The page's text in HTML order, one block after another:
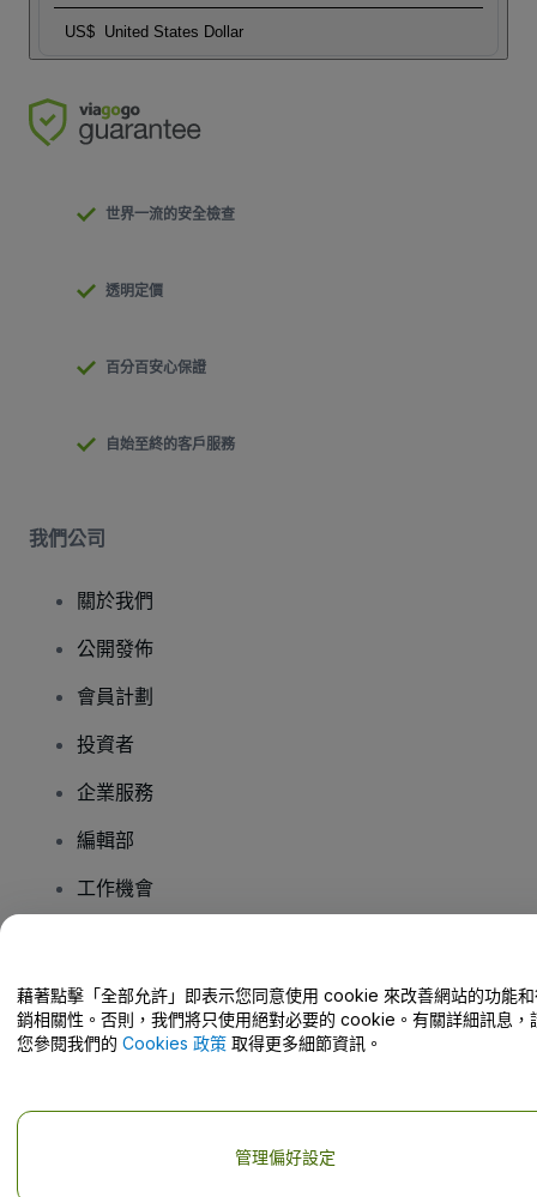
US$ United States Dollar
世界一流的安全檢查
透明定價
百分百安心保證
自始至終的客戶服務
我們公司
關於我們
公開發佈
會員計劃
投資者
企業服務
編輯部
工作機會
幫助中心 / 聯絡我們
公司詳情
藉著點擊「全部允許」即表示您同意使用 cookie 來改善網站的功能
銷相關性。否則，我們將只使用絕對必要的 cookie。有關詳細訊息，
您參閱我們的 Cookies 政策 取得更多細節資訊。
管理偏好設定